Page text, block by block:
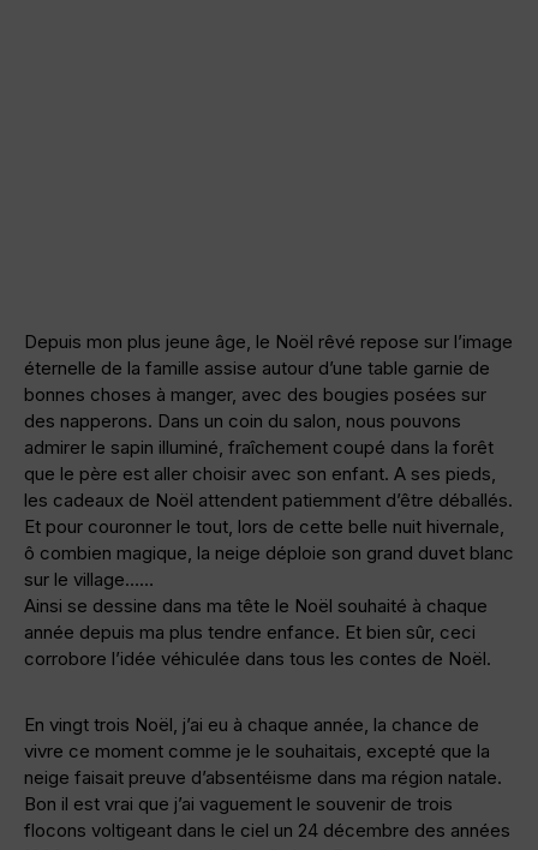
Depuis mon plus jeune âge, le Noël rêvé repose sur l’image
éternelle de la famille assise autour d’une table garnie de
bonnes choses à manger, avec des bougies posées sur
des napperons. Dans un coin du salon, nous pouvons
admirer le sapin illuminé, fraîchement coupé dans la forêt
que le père est aller choisir avec son enfant. A ses pieds,
les cadeaux de Noël attendent patiemment d’être déballés.
Et pour couronner le tout, lors de cette belle nuit hivernale,
ô combien magique, la neige déploie son grand duvet blanc
sur le village……
Ainsi se dessine dans ma tête le Noël souhaité à chaque
année depuis ma plus tendre enfance. Et bien sûr, ceci
corrobore l’idée véhiculée dans tous les contes de Noël.
En vingt trois Noël, j’ai eu à chaque année, la chance de
vivre ce moment comme je le souhaitais, excepté que la
neige faisait preuve d’absentéisme dans ma région natale.
Bon il est vrai que j’ai vaguement le souvenir de trois
flocons voltigeant dans le ciel un 24 décembre des années